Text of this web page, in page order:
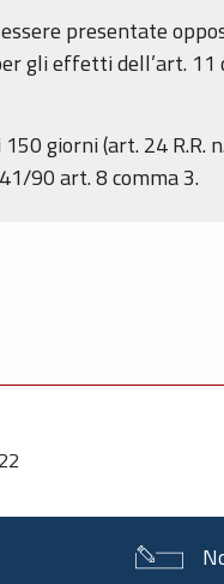
presentate
gli effetti dell’art.
giorni (art. 24 R.R.
90 art. 8 comma 3.